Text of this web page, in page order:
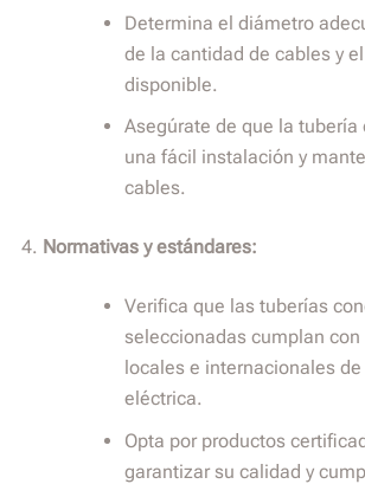
Determina el diámetro
de la cantidad de cables y
disponible.
Asegúrate de que la
una fácil instalación y
cables.
Normativas y estándares:
Verifica que las tuberías
seleccionadas cumplan
locales e internacionales
eléctrica.
Opta por productos
garantizar su calidad y